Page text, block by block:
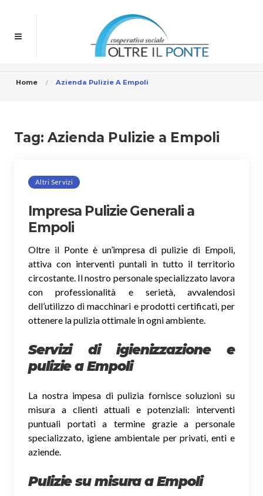
Home Azienda Pulizie A Empoli
Tag: Azienda Pulizie a Empoli
Altri Servizi
Impresa Pulizie Generali a
Empoli
Oltre il Ponte è un’impresa di pulizie di Empoli,
attiva con interventi puntali in tutto il territorio
circostante. Il nostro personale specializzato lavora
con professionalità e serietà, avvalendosi
dell’utilizzo di macchinari e prodotti certificati, per
ottenere la pulizia ottimale in ogni ambiente.
Servizi di igienizzazione e
pulizie a Empoli
La nostra impesa di pulizia fornisce soluzioni su
misura a clienti attuali e potenziali: interventi
puntuali portati a termine grazie a personale
specializzato, igiene ambientale per privati, enti e
aziende.
Pulizie su misura a Empoli